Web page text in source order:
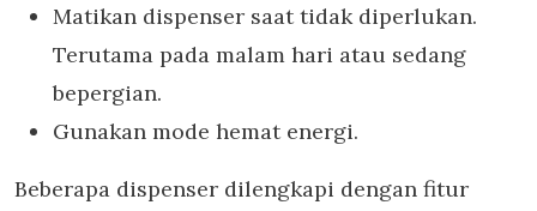
Matikan dispenser saat tidak diperlukan.
Terutama pada malam hari atau sedang
bepergian.
Gunakan mode hemat energi.
Beberapa dispenser dilengkapi dengan fitur